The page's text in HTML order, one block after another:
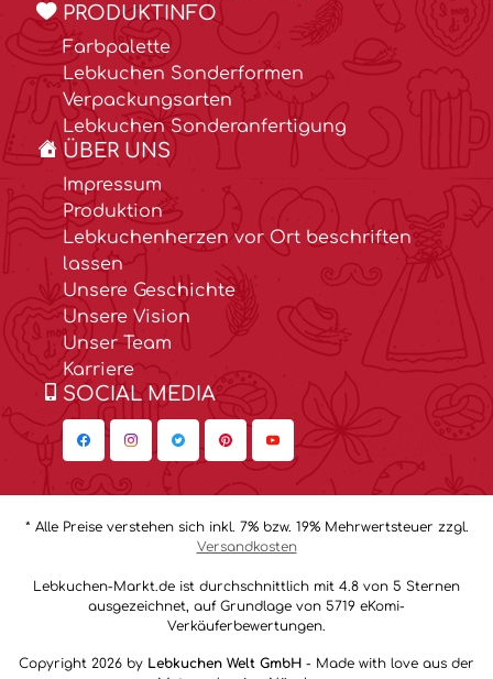
PRODUKTINFO
Farbpalette
Lebkuchen Sonderformen
Verpackungsarten
Lebkuchen Sonderanfertigung
ÜBER UNS
Impressum
Produktion
Lebkuchenherzen vor Ort beschriften
lassen
Unsere Geschichte
Unsere Vision
Unser Team
Karriere
SOCIAL MEDIA
* Alle Preise verstehen sich inkl. 7% bzw. 19% Mehrwertsteuer zzgl.
Versandkosten
Lebkuchen-Markt.de ist durchschnittlich mit 4.8 von 5 Sternen
ausgezeichnet, auf Grundlage von 5719 eKomi-
Verkäuferbewertungen.
Copyright 2026 by Lebkuchen Welt GmbH - Made with love aus der